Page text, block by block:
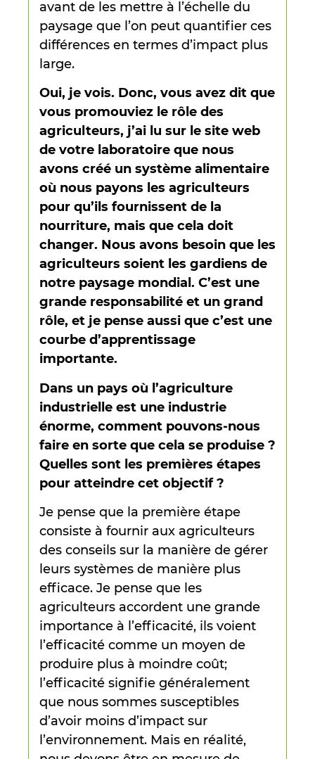
avant de les mettre à l’échelle du
paysage que l’on peut quantifier ces
différences en termes d’impact plus
large.
Oui, je vois. Donc, vous avez dit que
vous promouviez le rôle des
agriculteurs, j’ai lu sur le site web
de votre laboratoire que nous
avons créé un système alimentaire
où nous payons les agriculteurs
pour qu’ils fournissent de la
nourriture, mais que cela doit
changer. Nous avons besoin que les
agriculteurs soient les gardiens de
notre paysage mondial. C’est une
grande responsabilité et un grand
rôle, et je pense aussi que c’est une
courbe d’apprentissage
importante.
Dans un pays où l’agriculture
industrielle est une industrie
énorme, comment pouvons-nous
faire en sorte que cela se produise ?
Quelles sont les premières étapes
pour atteindre cet objectif ?
Je pense que la première étape
consiste à fournir aux agriculteurs
des conseils sur la manière de gérer
leurs systèmes de manière plus
efficace. Je pense que les
agriculteurs accordent une grande
importance à l’efficacité, ils voient
l’efficacité comme un moyen de
produire plus à moindre coût;
l’efficacité signifie généralement
que nous sommes susceptibles
d’avoir moins d’impact sur
l’environnement. Mais en réalité,